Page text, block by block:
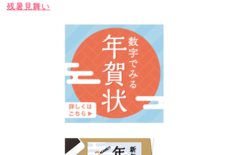
残暑見舞い